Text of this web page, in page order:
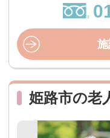
姫路市の老